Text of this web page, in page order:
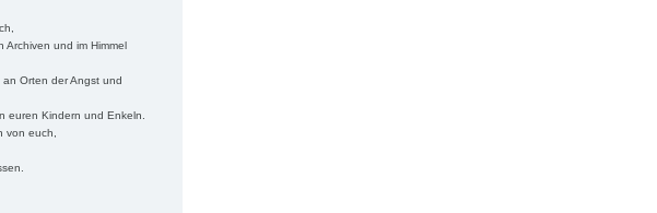
Archiven und im Himmel
Orten der Angst und
euren Kindern und Enkeln.
von euch,